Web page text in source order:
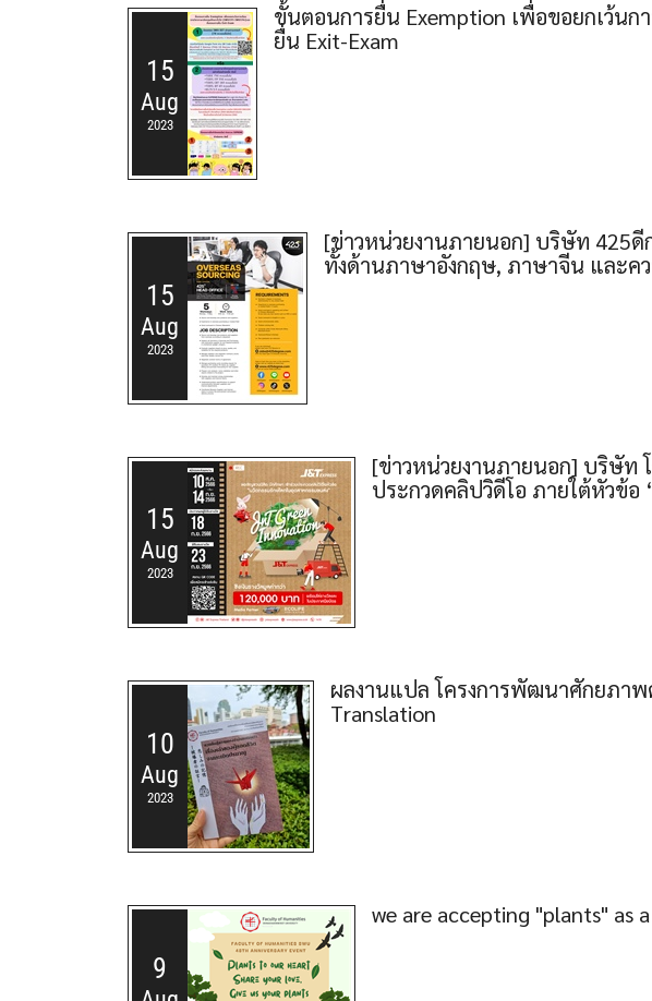
15
Aug
2023
ขั้นตอนการยื่น Exemption เพื่อขอยกเว้นก
ยื่น Exit-Exam
15
Aug
2023
[ข่าวหน่วยงานภายนอก] บริษัท 425
ทั้งด้านภาษาอังกฤษ, ภาษาจีน และคว
15
Aug
2023
[ข่าวหน่วยงานภายนอก] บริษัท
ประกวดคลิปวิดีโอ ภายใต้หัวข้อ
10
Aug
2023
ผลงานแปล โครงการพัฒนาศักยภา
Translation
9
we are accepting "plants" as